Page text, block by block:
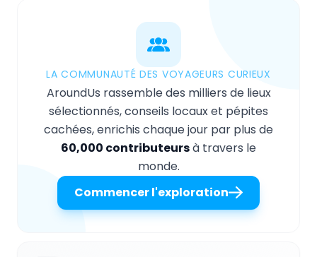
LA COMMUNAUTÉ DES VOYAGEURS CURIEUX
AroundUs rassemble des milliers de lieux
sélectionnés, conseils locaux et pépites
cachées, enrichis chaque jour par plus de
60,000 contributeursà travers le
monde.
Commencer l'exploration